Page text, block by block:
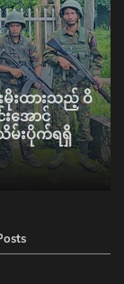
မိုးထားသည့် ဝိ
အောင်
မ်းပိုက်ရရှိ